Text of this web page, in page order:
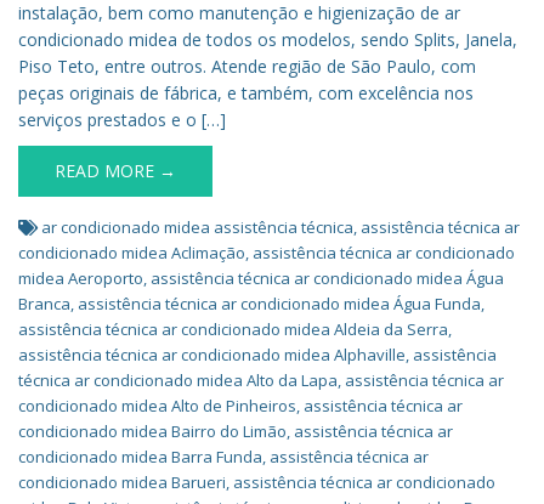
instalação, bem como manutenção e higienização de ar
condicionado midea de todos os modelos, sendo Splits, Janela,
Piso Teto, entre outros. Atende região de São Paulo, com
peças originais de fábrica, e também, com excelência nos
serviços prestados e o […]
READ MORE →
ar condicionado midea assistência técnica, assistência técnica ar
condicionado midea Aclimação, assistência técnica ar condicionado
midea Aeroporto, assistência técnica ar condicionado midea Água
Branca, assistência técnica ar condicionado midea Água Funda,
assistência técnica ar condicionado midea Aldeia da Serra,
assistência técnica ar condicionado midea Alphaville, assistência
técnica ar condicionado midea Alto da Lapa, assistência técnica ar
condicionado midea Alto de Pinheiros, assistência técnica ar
condicionado midea Bairro do Limão, assistência técnica ar
condicionado midea Barra Funda, assistência técnica ar
condicionado midea Barueri, assistência técnica ar condicionado